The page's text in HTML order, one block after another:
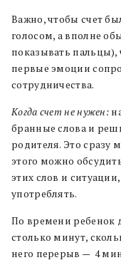
Важно, чтобы счет
голосом, а вполне
показывать пальцы),
первые эмоции
сотрудничества.
Когда счет не нужен:
бранные слова и
родителя. Это сразу
этого можно
этих слов и
употреблять.
По времени ребенок
столько минут,
него перерыв — 4